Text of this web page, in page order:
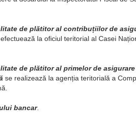
de plătitor al contribuțiilor de
la oficiul teritorial al Casei
de plătitor al primelor de
se realizează la agenția teritorială a
bancar.